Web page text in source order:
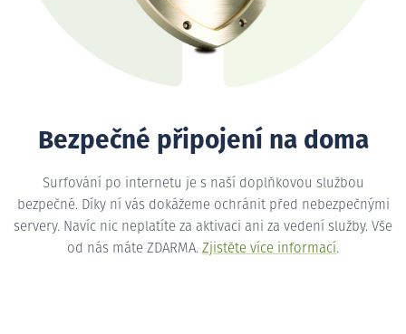
Bezpečné připojení na doma
Surfování po internetu je s naší doplňkovou službou
bezpečné. Díky ní vás dokážeme ochránit před nebezpečnými
servery. Navíc nic neplatíte za aktivaci ani za vedení služby. Vše
od nás máte ZDARMA. Zjistěte více informací.